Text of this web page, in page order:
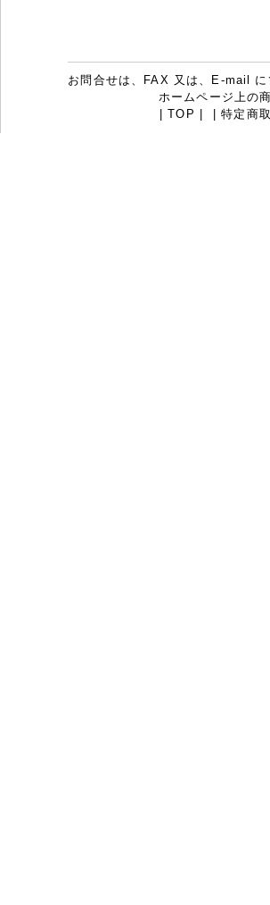
お問合せは、FAX 又は、E-mail
ホームページ上の
|TOP | |特定商